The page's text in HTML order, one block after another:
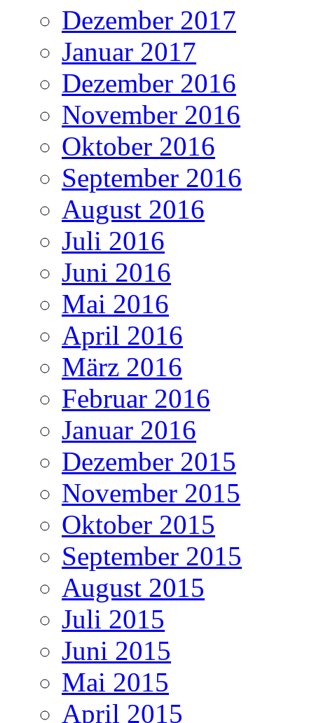
Dezember 2017
Januar 2017
Dezember 2016
November 2016
Oktober 2016
September 2016
August 2016
Juli 2016
Juni 2016
Mai 2016
April 2016
März 2016
Februar 2016
Januar 2016
Dezember 2015
November 2015
Oktober 2015
September 2015
August 2015
Juli 2015
Juni 2015
Mai 2015
April 2015